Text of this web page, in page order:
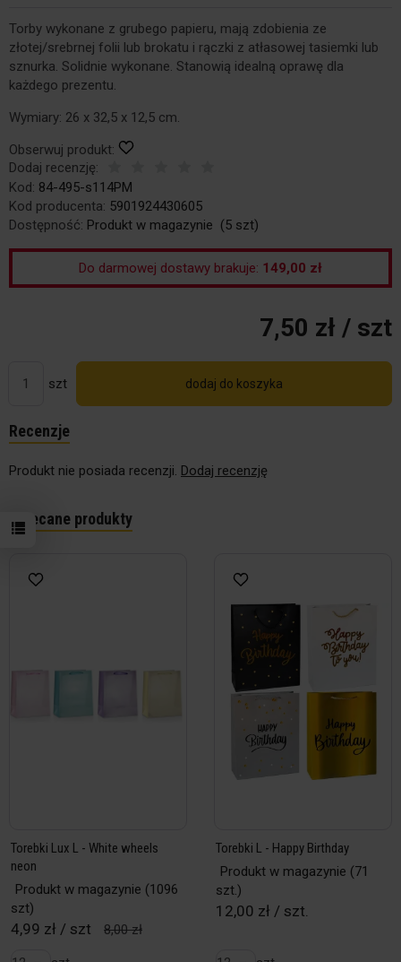
Torby wykonane z grubego papieru, mają zdobienia ze
złotej/srebrnej folii lub brokatu i rączki z atłasowej tasiemki lub
sznurka. Solidnie wykonane. Stanowią idealną oprawę dla
każdego prezentu.
Wymiary: 26 x 32,5 x 12,5 cm.
Obserwuj produkt:
Dodaj recenzję:
Kod: 84-495-s114PM
Kod producenta: 5901924430605
Dostępność: Produkt w magazynie (5 szt)
Do darmowej dostawy brakuje: 149,00 zł
7,50 zł / szt
szt dodaj do koszyka
Recenzje
Produkt nie posiada recenzji. Dodaj recenzję
Polecane produkty
Torebki Lux L - White wheels
neon
Produkt w magazynie (1096
szt)
4,99 zł / szt 8,00 zł
Torebki L - Happy Birthday
Produkt w magazynie (71
szt.)
12,00 zł / szt.